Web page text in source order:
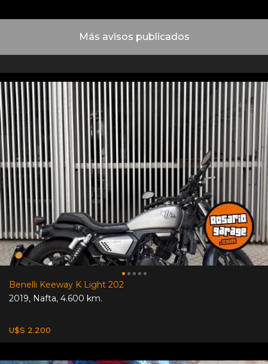
Más avisos publicados
Benelli Keeway K Light 202
2019, Nafta, 4.600 km.
U$S 2.200